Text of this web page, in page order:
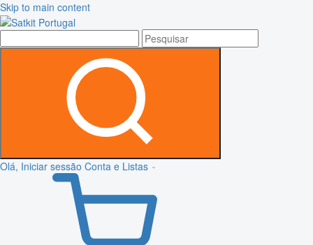
Skip to main content
Olá, Iniciar sessão Conta e Listas